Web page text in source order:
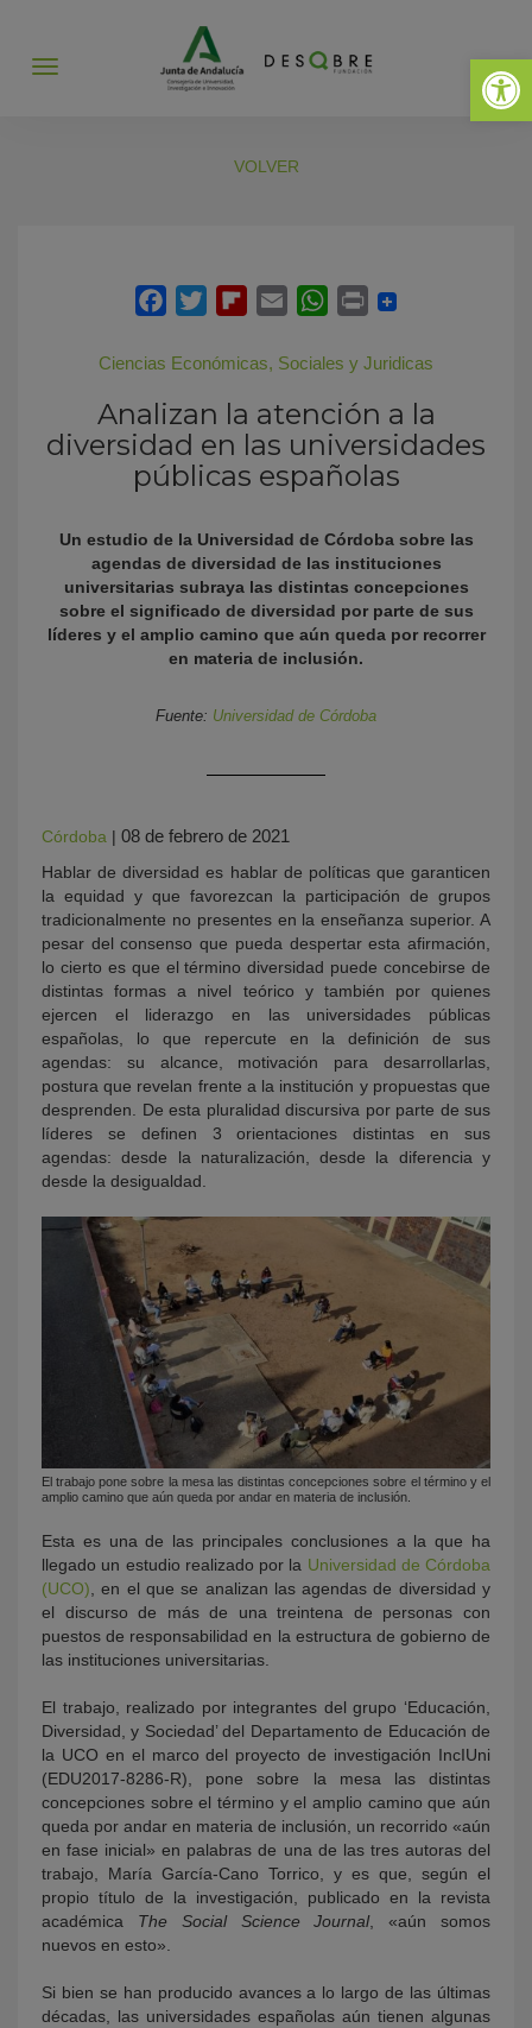
Abrir
Abrir
VOLVER
Ciencias Económicas, Sociales y Juridicas
Analizan la atención a la
diversidad en las universidades
públicas españolas
Un estudio de la Universidad de Córdoba sobre las
agendas de diversidad de las instituciones
universitarias subraya las distintas concepciones
sobre el significado de diversidad por parte de sus
líderes y el amplio camino que aún queda por recorrer
en materia de inclusión.
Fuente: Universidad de Córdoba
Córdoba | 08 de febrero de 2021
Hablar de diversidad es hablar de políticas que garanticen
la equidad y que favorezcan la participación de grupos
tradicionalmente no presentes en la enseñanza superior. A
pesar del consenso que pueda despertar esta afirmación,
lo cierto es que el término diversidad puede concebirse de
distintas formas a nivel teórico y también por quienes
ejercen el liderazgo en las universidades públicas
españolas, lo que repercute en la definición de sus
agendas: su alcance, motivación para desarrollarlas,
postura que revelan frente a la institución y propuestas que
desprenden. De esta pluralidad discursiva por parte de sus
líderes se definen 3 orientaciones distintas en sus
agendas: desde la naturalización, desde la diferencia y
desde la desigualdad.
El trabajo pone sobre la mesa las distintas concepciones sobre el término y el
amplio camino que aún queda por andar en materia de inclusión.
Esta es una de las principales conclusiones a la que ha
llegado un estudio realizado por la Universidad de Córdoba
(UCO), en el que se analizan las agendas de diversidad y
el discurso de más de una treintena de personas con
puestos de responsabilidad en la estructura de gobierno de
las instituciones universitarias.
El trabajo, realizado por integrantes del grupo ‘Educación,
Diversidad, y Sociedad’ del Departamento de Educación de
la UCO en el marco del proyecto de investigación IncIUni
(EDU2017-8286-R), pone sobre la mesa las distintas
concepciones sobre el término y el amplio camino que aún
queda por andar en materia de inclusión, un recorrido «aún
en fase inicial» en palabras de una de las tres autoras del
trabajo, María García-Cano Torrico, y es que, según el
propio título de la investigación, publicado en la revista
académica The Social Science Journal, «aún somos
nuevos en esto».
Si bien se han producido avances a lo largo de las últimas
décadas, las universidades españolas aún tienen algunas